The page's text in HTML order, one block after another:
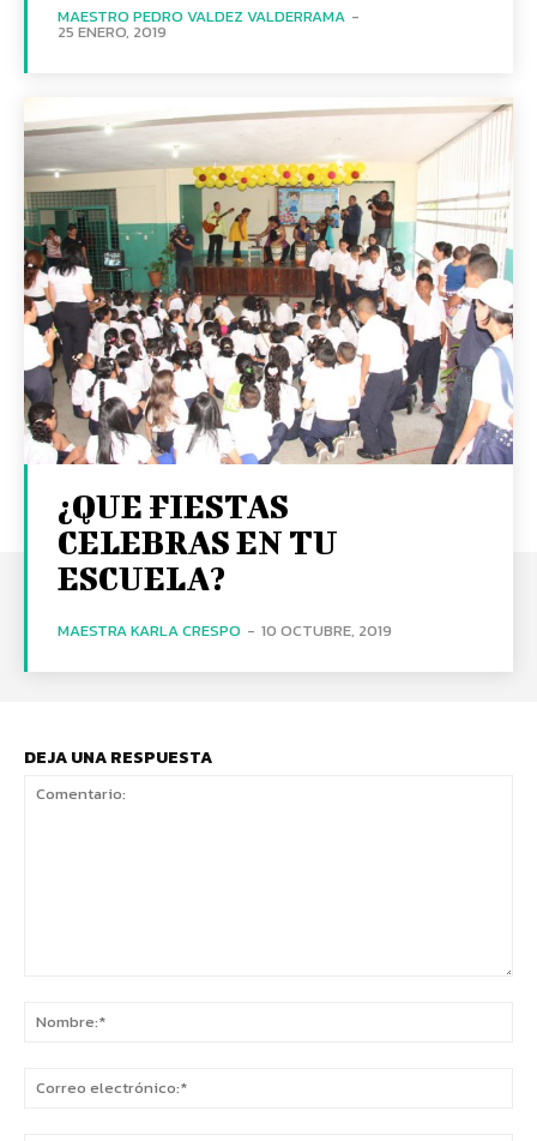
MAESTRO PEDRO VALDEZ VALDERRAMA -
25 ENERO, 2019
¿QUE FIESTAS
CELEBRAS EN TU
ESCUELA?
MAESTRA KARLA CRESPO - 10 OCTUBRE, 2019
DEJA UNA RESPUESTA